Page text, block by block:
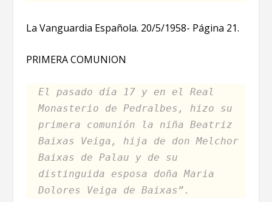
La Vanguardia Española. 20/5/1958- Página 21.
PRIMERA COMUNION
El pasado día 17 y en el Real
Monasterio de Pedralbes, hizo su
primera comunión la niña Beatriz
Baixas Veiga, hija de don Melchor
Baixas de Palau y de su
distinguida esposa doña Maria
Dolores Veiga de Baixas”.